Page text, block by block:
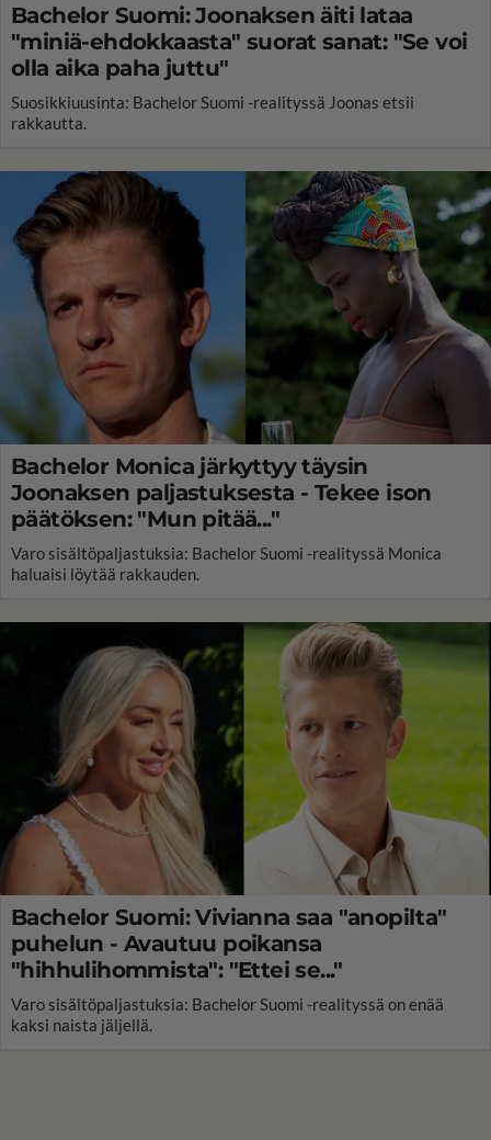
Bachelor Suomi: Joonaksen äiti lataa
"miniä-ehdokkaasta" suorat sanat: "Se voi
olla aika paha juttu"
Suosikkiuusinta: Bachelor Suomi -realityssä Joonas etsii
rakkautta.
Bachelor Monica järkyttyy täysin
Joonaksen paljastuksesta - Tekee ison
päätöksen: "Mun pitää..."
Varo sisältöpaljastuksia: Bachelor Suomi -realityssä Monica
haluaisi löytää rakkauden.
Bachelor Suomi: Vivianna saa "anopilta"
puhelun - Avautuu poikansa
"hihhulihommista": "Ettei se..."
Varo sisältöpaljastuksia: Bachelor Suomi -realityssä on enää
kaksi naista jäljellä.